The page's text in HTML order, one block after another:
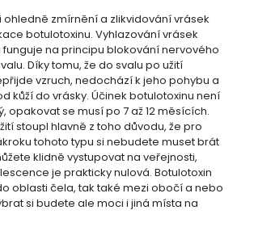
ohledně zmírnění a zlikvidování vrásek
botulotoxinu. Vyhlazování vrásek
na principu blokování nervového
Díky tomu, že do svalu po užití
vzruch, nedochází k jeho pohybu a
kůží do vrásky. Účinek botulotoxinu není
opakovat se musí po 7 až 12 měsících.
stoupl hlavně z toho důvodu, že pro
tohoto typu si nebudete muset brát
klidně vystupovat na veřejnosti,
je prakticky nulová. Botulotoxin
oblasti čela, tak také mezi obočí a nebo
si budete ale moci i jiná místa na